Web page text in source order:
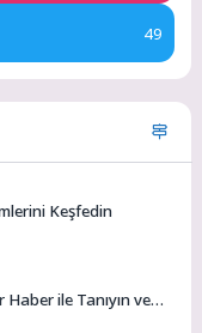
49
Keşfedin
ile Tanıyın ve